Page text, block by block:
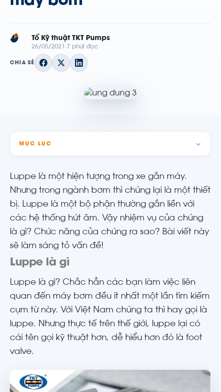
TP Tổ Kỹ thuật TKT Pumps
26/05/2021 7 phút đọc
CHIA SẺ
MỤC LỤC
Luppe là một hiện tượng trong xe gắn máy.
Nhưng trong ngành bơm thì chúng lại là một thiết
bị. Luppe là một bộ phận thường gắn liền với
các hệ thống hút âm. Vậy nhiệm vụ của chúng
là gì? Chức năng của chúng ra sao? Bài viết này
sẽ làm sáng tỏ vấn đề!
Luppe là gì
Luppe là gì? Chắc hẳn các bạn làm việc liên
quan đến máy bơm đều ít nhất một lần tìm kiếm
cụm từ này. Với Việt Nam chúng ta thì hay gọi là
luppe. Nhưng thực tế trên thế giới, luppe lại có
cái tên gọi kỹ thuật hơn, dễ hiểu hơn đó là foot
valve.